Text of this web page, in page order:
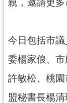
今日包括市
委楊家俍、
許敏松、桃
盟秘書長楊